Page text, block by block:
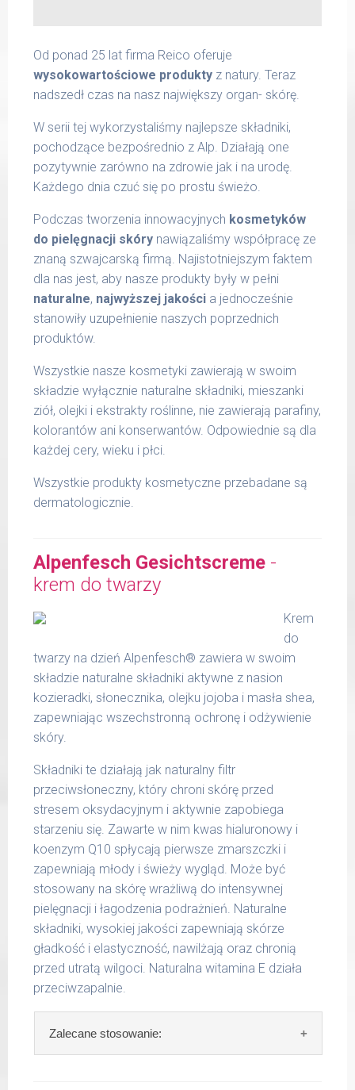
Od ponad 25 lat firma Reico oferuje
wysokowartościowe produkty z natury. Teraz
nadszedł czas na nasz największy organ- skórę.
W serii tej wykorzystaliśmy najlepsze składniki,
pochodzące bezpośrednio z Alp. Działają one
pozytywnie zarówno na zdrowie jak i na urodę.
Każdego dnia czuć się po prostu świeżo.
Podczas tworzenia innowacyjnych kosmetyków
do pielęgnacji skóry nawiązaliśmy współpracę ze
znaną szwajcarską firmą. Najistotniejszym faktem
dla nas jest, aby nasze produkty były w pełni
naturalne, najwyższej jakości a jednocześnie
stanowiły uzupełnienie naszych poprzednich
produktów.
Wszystkie nasze kosmetyki zawierają w swoim
składzie wyłącznie naturalne składniki, mieszanki
ziół, olejki i ekstrakty roślinne, nie zawierają parafiny,
kolorantów ani konserwantów. Odpowiednie są dla
każdej cery, wieku i płci.
Wszystkie produkty kosmetyczne przebadane są
dermatologicznie.
Alpenfesch Gesichtscreme -
krem do twarzy
Krem
do
twarzy na dzień Alpenfesch® zawiera w swoim
składzie naturalne składniki aktywne z nasion
kozieradki, słonecznika, olejku jojoba i masła shea,
zapewniając wszechstronną ochronę i odżywienie
skóry.
Składniki te działają jak naturalny filtr
przeciwsłoneczny, który chroni skórę przed
stresem oksydacyjnym i aktywnie zapobiega
starzeniu się. Zawarte w nim kwas hialuronowy i
koenzym Q10 spłycają pierwsze zmarszczki i
zapewniają młody i świeży wygląd. Może być
stosowany na skórę wrażliwą do intensywnej
pielęgnacji i łagodzenia podrażnień. Naturalne
składniki, wysokiej jakości zapewniają skórze
gładkość i elastyczność, nawilżają oraz chronią
przed utratą wilgoci. Naturalna witamina E działa
przeciwzapalnie.
Zalecane stosowanie: